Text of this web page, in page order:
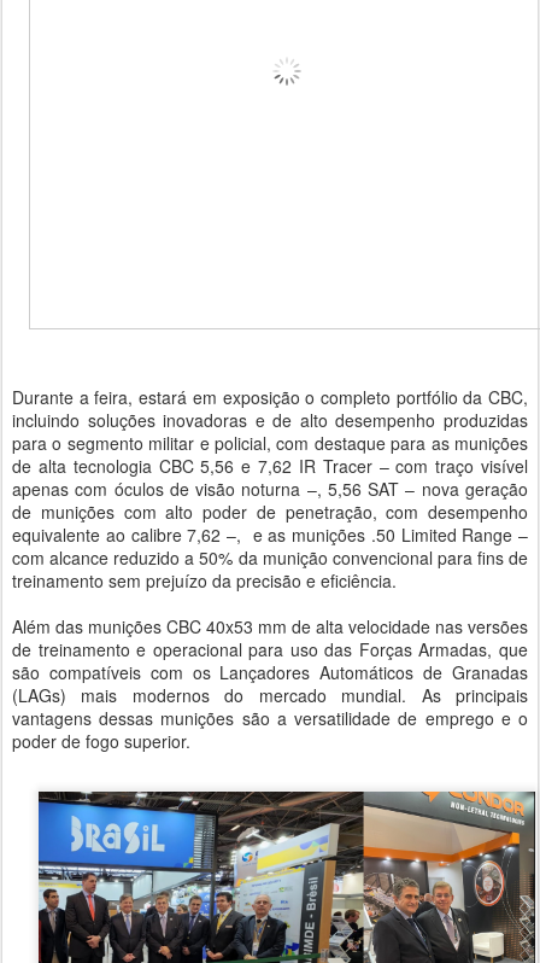
Durante a feira, estará em exposição o completo portfólio da CBC,
incluindo soluções inovadoras e de alto desempenho produzidas
para o segmento militar e policial, com destaque para as munições
de alta tecnologia CBC 5,56 e 7,62 IR Tracer – com traço visível
apenas com óculos de visão noturna –, 5,56 SAT – nova geração
de munições com alto poder de penetração, com desempenho
equivalente ao calibre 7,62 –, e as munições .50 Limited Range –
com alcance reduzido a 50% da munição convencional para fins de
treinamento sem prejuízo da precisão e eficiência.
Além das munições CBC 40x53 mm de alta velocidade nas versões
de treinamento e operacional para uso das Forças Armadas, que
são compatíveis com os Lançadores Automáticos de Granadas
(LAGs) mais modernos do mercado mundial. As principais
vantagens dessas munições são a versatilidade de emprego e o
poder de fogo superior.